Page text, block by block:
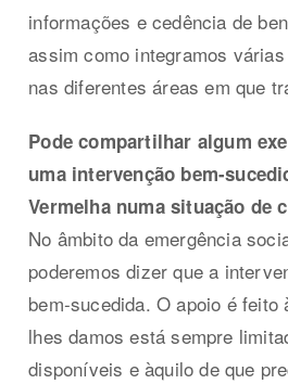
informações e cedência de
assim como integramos
nas diferentes áreas em que
Pode compartilhar algum
uma intervenção bem-
Vermelha numa situação de
No âmbito da emergência
poderemos dizer que a
bem-sucedida. O apoio é feito
lhes damos está sempre
disponíveis e àquilo de que